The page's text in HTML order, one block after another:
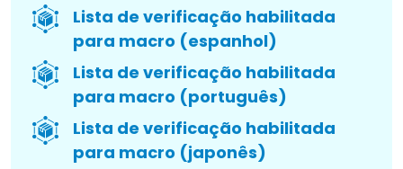
Lista de verificação habilitada
para macro (espanhol)
Lista de verificação habilitada
para macro (português)
Lista de verificação habilitada
para macro (japonês)